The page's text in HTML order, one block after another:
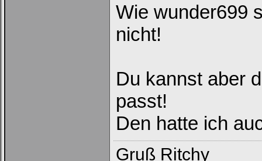
Wie wunder699
nicht!
Du kannst aber
passt!
Den hatte ich
Gruß Ritchy